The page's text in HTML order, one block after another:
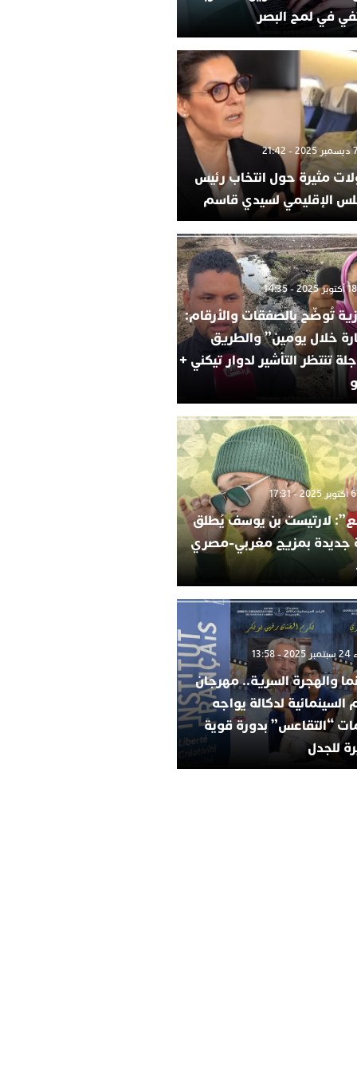
في لمح البصر
مثيرة حول انتخاب رئيس
الإقليمي لسيدي قاسم
تُوضّح بالصفقات والأرقام:
خلال يومين” والطريق
تنتظر التأشير لدوار تيكني +
لارتيست بن يوسف يُطلق
جديدة بمزيج مغربي-مصري
والهجرة السرية.. مهرجان
السينمائية لدكالة يواجه
“التقاعس” بدورة قوية
للجدل